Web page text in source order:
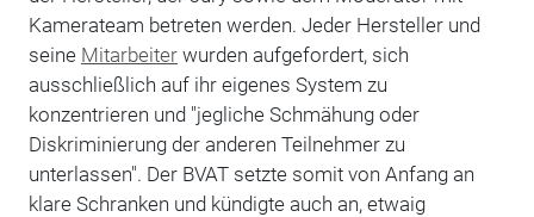
Kamerateam betreten werden. Jeder Hersteller und
seine Mitarbeiterwurden aufgefordert, sich
ausschließlich auf ihr eigenes System zu
konzentrieren und "jegliche Schmähung oder
Diskriminierung der anderen Teilnehmer zu
unterlassen". Der BVAT setzte somit von Anfang an
klare Schranken und kündigte auch an, etwaig